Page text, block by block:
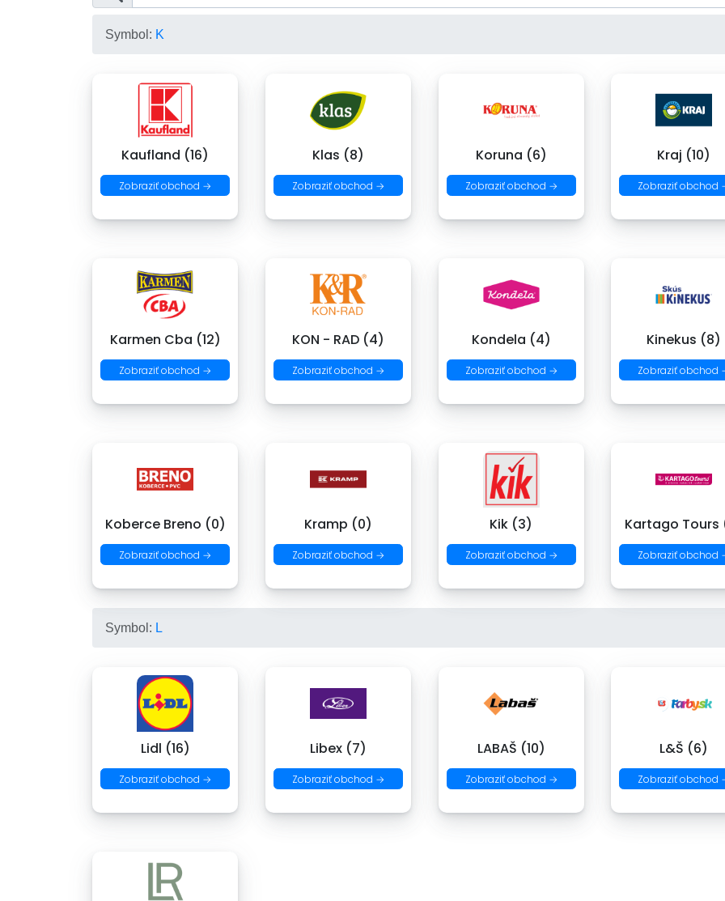
Symbol: K
Kaufland (16)
Zobraziť obchod →
Klas (8)
Zobraziť obchod →
Koruna (6)
Zobraziť obchod →
Kraj (10)
Zobraziť obchod
Karmen Cba (12)
Zobraziť obchod →
KON - RAD (4)
Zobraziť obchod →
Kondela (4)
Zobraziť obchod →
Kinekus (8)
Zobraziť obchod
Koberce Breno (0)
Zobraziť obchod →
Kramp (0)
Zobraziť obchod →
Kik (3)
Zobraziť obchod →
Kartago Tours
Zobraziť obchod
Symbol: L
Lidl (16)
Zobraziť obchod →
Libex (7)
Zobraziť obchod →
LABAŠ (10)
Zobraziť obchod →
L&Š (6)
Zobraziť obchod